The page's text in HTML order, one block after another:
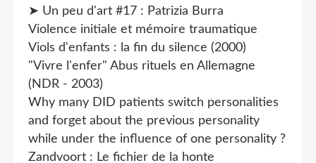
➤ Un peu d'art #17 : Patrizia Burra
Violence initiale et mémoire traumatique
Viols d'enfants : la fin du silence (2000)
"Vivre l'enfer" Abus rituels en Allemagne
(NDR - 2003)
Why many DID patients switch personalities
and forget about the previous personality
while under the influence of one personality ?
Zandvoort : Le fichier de la honte